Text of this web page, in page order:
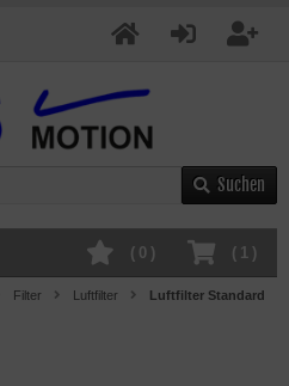
Suchen
( 1 )
( 0 )
Filter Luftfilter Luftfilter Standard